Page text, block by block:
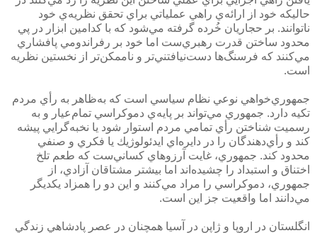
حاليكه خود از ارائه‌ي راهي عملياتي براي تحقق نظريه‌ي خود
ناتوانند. بر حجاريان خُرده گرفته مي‌شود كه با كدامين ابزار در پي
محدود ساختن قدرت رهبري‌ست اما خود بر رفراندومي پافشاري
مي‌كنند كه فرسنگ‌ها دست‌نيافتني‌تر و ناممكن‌تر از نخستين نظريه
است.
جمهوري‌خواهي نوعي نظام سياسي است كه به‌ظاهر به رأي مردم
تكيه دارد. جمهوري مي‌تواند بر پايه‌ي دموكراسي تمام‌عيار و به
رسميت شناختن رأي تمامي مردم استوار شود يا نخبه‌گرايي پيشه
كند و رأي‌دهندگان را در دايره‌اي ايدئولوژيك يا فكري و صنفي
محدود كند. جمهوري، غايت آرزوهاي كساني‌ست كه طعم تلخ
اختناق و استبداد را چشيده‌اند اما بيشتر مشتاقان آزادي، از
جمهوري، دموكراسي را مراد مي‌كنند و اين دو را همزاد يكديگر
مي‌دانند اما واقعيت جز اين است.
انگلستان در اروپا و ژاپن در آسيا همچنان در عصر پادشاهي زندگي